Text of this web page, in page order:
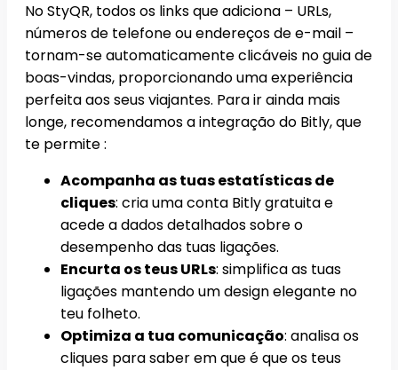
No StyQR, todos os links que adiciona – URLs,
números de telefone ou endereços de e-mail –
tornam-se automaticamente clicáveis no guia de
boas-vindas, proporcionando uma experiência
perfeita aos seus viajantes. Para ir ainda mais
longe, recomendamos a integração do Bitly, que
te permite :
Acompanha as tuas estatísticas de
cliques: cria uma conta Bitly gratuita e
acede a dados detalhados sobre o
desempenho das tuas ligações.
Encurta os teus URLs: simplifica as tuas
ligações mantendo um design elegante no
teu folheto.
Optimiza a tua comunicação: analisa os
cliques para saber em que é que os teus